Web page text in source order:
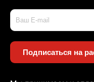
Подписаться на